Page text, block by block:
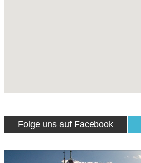
Folge uns auf Facebook